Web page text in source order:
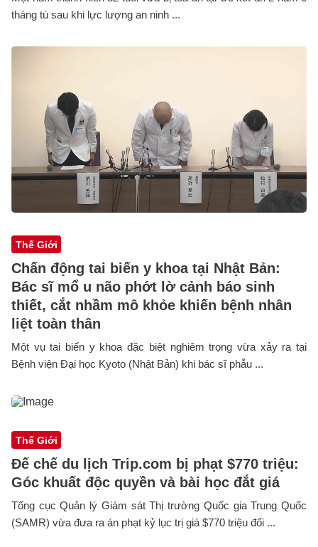
tháng tù sau khi lực lượng an ninh ...
Thế Giới
Chấn động tai biến y khoa tại Nhật Bản:
Bác sĩ mổ u não phớt lờ cảnh báo sinh
thiết, cắt nhầm mô khỏe khiến bệnh nhân
liệt toàn thân
Một vụ tai biến y khoa đặc biệt nghiêm trọng vừa xảy ra tại
Bệnh viện Đại học Kyoto (Nhật Bản) khi bác sĩ phẫu ...
Thế Giới
Đế chế du lịch Trip.com bị phạt $770 triệu:
Góc khuất độc quyền và bài học đắt giá
Tổng cục Quản lý Giám sát Thị trường Quốc gia Trung Quốc
(SAMR) vừa đưa ra án phạt kỷ lục trị giá $770 triệu đối ...